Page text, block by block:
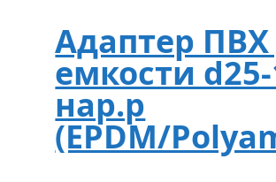
Адаптер ПВХ
емкости d25-
нар.р
(EPDM/